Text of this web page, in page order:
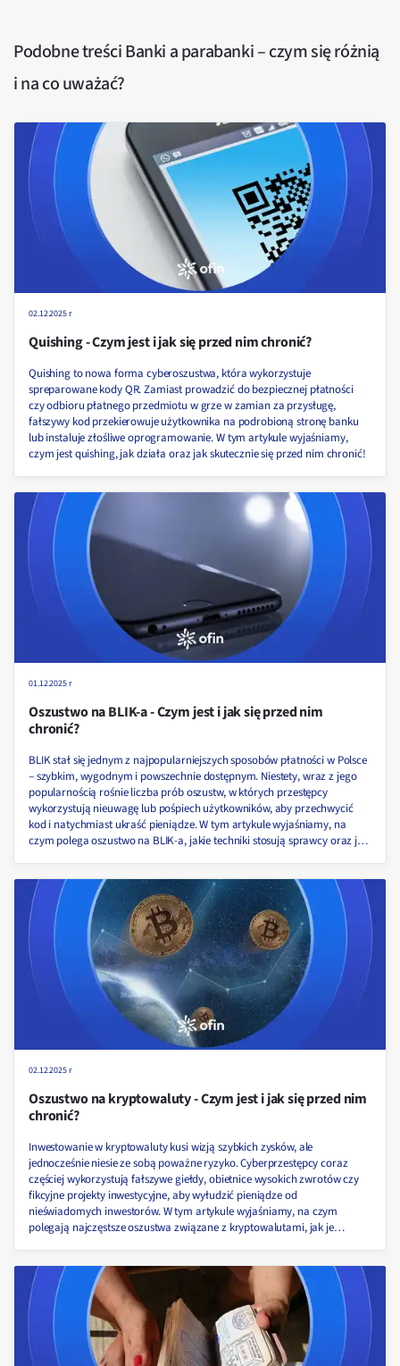
Podobne treściBanki a parabanki – czym się różnią
i na co uważać?
02.12.2025 r
Quishing - Czym jest i jak się przed nim chronić?
Quishing to nowa forma cyberoszustwa, która wykorzystuje
spreparowane kody QR. Zamiast prowadzić do bezpiecznej płatności
czy odbioru płatnego przedmiotu w grze w zamian za przysługę,
fałszywy kod przekierowuje użytkownika na podrobioną stronę banku
lub instaluje złośliwe oprogramowanie. W tym artykule wyjaśniamy,
czym jest quishing, jak działa oraz jak skutecznie się przed nim chronić!
01.12.2025 r
Oszustwo na BLIK-a - Czym jest i jak się przed nim
chronić?
BLIK stał się jednym z najpopularniejszych sposobów płatności w Polsce
– szybkim, wygodnym i powszechnie dostępnym. Niestety, wraz z jego
popularnością rośnie liczba prób oszustw, w których przestępcy
wykorzystują nieuwagę lub pośpiech użytkowników, aby przechwycić
kod i natychmiast ukraść pieniądze. W tym artykule wyjaśniamy, na
czym polega oszustwo na BLIK-a, jakie techniki stosują sprawcy oraz jak
02.12.2025 r
Oszustwo na kryptowaluty - Czym jest i jak się przed nim
chronić?
Inwestowanie w kryptowaluty kusi wizją szybkich zysków, ale
jednocześnie niesie ze sobą poważne ryzyko. Cyberprzestępcy coraz
częściej wykorzystują fałszywe giełdy, obietnice wysokich zwrotów czy
fikcyjne projekty inwestycyjne, aby wyłudzić pieniądze od
nieświadomych inwestorów. W tym artykule wyjaśniamy, na czym
polegają najczęstsze oszustwa związane z kryptowalutami, jak je